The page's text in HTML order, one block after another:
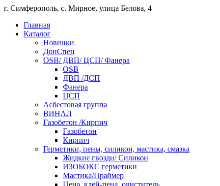
г. Симферополь, с. Мирное, улица Белова, 4
Главная
Каталог
Новинки
ДонСпец
OSB/ ДВП/ ЦСП/ Фанера
OSB
ДВП /ДСП
Фанера
ЦСП
Асбестовая группа
ВИНАЛ
Газобетон /Кирпич
Газобетон
Кирпич
Герметики, пены, силикон, мастика, смазка
Жидкие гвозди/ Силикон
ИЗОБОКС герметики
Мастика/Праймер
Пена, клей-пена, очиститель